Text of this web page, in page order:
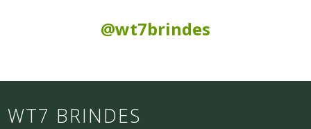
@wt7brindes
WT7 BRINDES